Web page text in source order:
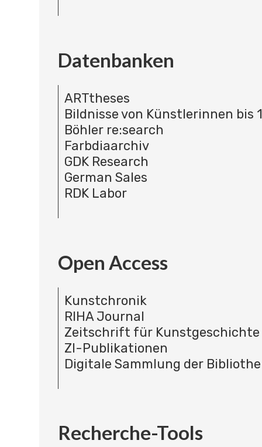
Datenbanken
ARTtheses
Bildnisse von Künstlerinnen bis
Böhler re:search
Farbdiaarchiv
GDK Research
German Sales
RDK Labor
Open Access
Kunstchronik
RIHA Journal
Zeitschrift für Kunstgeschichte
ZI-Publikationen
Digitale Sammlung der
Recherche-Tools